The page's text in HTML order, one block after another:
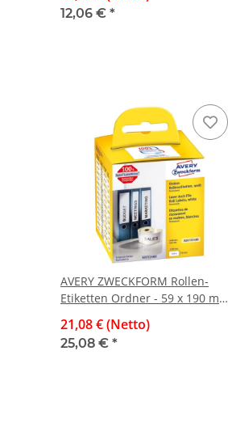
12,06 € *
AVERY ZWECKFORM Rollen-
Etiketten Ordner - 59 x 190 mm,
21,08 € (Netto)
25,08 € *